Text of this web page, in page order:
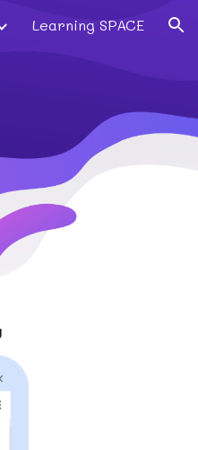
Learning SPACE